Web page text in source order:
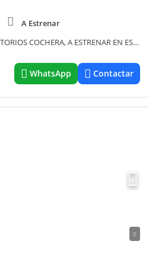
A Estrenar
EXCLUSIVO DUPLEX - 2 DORMITORIOS COCHERA, A ESTRENAR EN ESPERANZA
WhatsApp Contactar
0